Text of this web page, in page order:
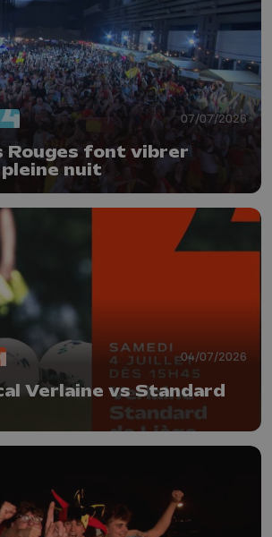
07/07/2026
Rouges font vibrer
nuit
04/07/2026
Verlaine vs Standard